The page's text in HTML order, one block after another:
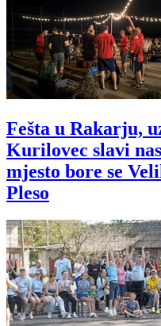
Fešta u Rakarju,
Kurilovec slavi
mjesto bore se
Pleso